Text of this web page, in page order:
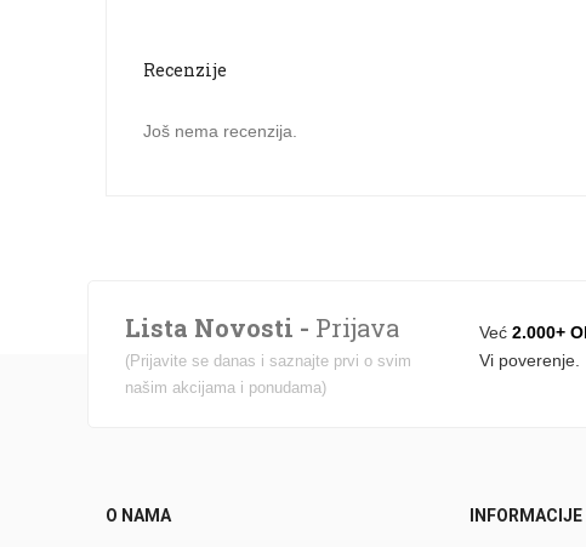
Recenzije
Još nema recenzija.
Lista Novosti - Prijava
(Prijavite se danas i saznajte prvi o svim
našim akcijama i ponudama)
Već 2.000+
Vi poverenje.
O NAMA INFORMACIJE